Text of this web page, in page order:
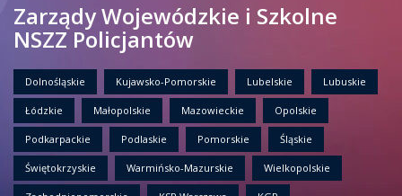
Zarządy Wojewódzkie i Szkolne
NSZZ Policjantów
Dolnośląskie Kujawsko-Pomorskie Lubelskie Lubuskie
Łódzkie Małopolskie Mazowieckie Opolskie
Podkarpackie Podlaskie Pomorskie Śląskie
Świętokrzyskie Warmińsko-Mazurskie Wielkopolskie